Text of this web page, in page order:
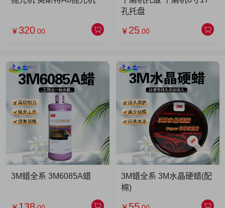
￥ 320 .00
孔托盘
￥ 25 .00
3M蜡全系 3M6085A蜡
3M蜡全系 3M水晶硬蜡(配
棉)